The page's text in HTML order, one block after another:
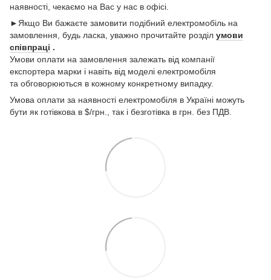
наявності, чекаємо на Вас у нас в офісі.
►Якщо Ви бажаєте замовити подібний електромобіль на
замовлення, будь ласка, уважно прочитайте розділ умови
співпраці .
Умови оплати на замовлення залежать від компанії
експортера марки і навіть від моделі електромобіля
та обговорюються в кожному конкретному випадку.
Умова оплати за наявності електромобіля в Україні можуть
бути як готівкова в $/грн., так і безготівка в грн. без ПДВ.